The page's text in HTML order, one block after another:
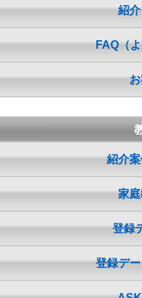
紹
FAQ（
紹介
家
登録
登録デ